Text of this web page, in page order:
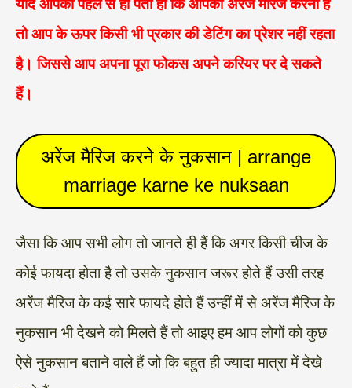
यदि आपको पहले से ही पता हो कि आपको अरेंज मैरिज करना है
तो आप के ऊपर किसी भी प्रकार की डेटिंग का प्रेशर नहीं रहता
है। जिससे आप अपना पूरा फोकस अपने करियर पर दे सकते
हैं।
अरेंज मैरिज करने के नुकसान | arrange
marriage karne ke nuksaan
जैसा कि आप सभी लोग तो जानते ही हैं कि अगर किसी चीज के
कोई फायदा होता है तो उसके नुकसान जरूर होते हैं उसी तरह
अरेंज मैरिज के कई सारे फायदे होते हैं उन्हीं में से अरेंज मैरिज के
नुकसान भी देखने को मिलते हैं तो आइए हम आप लोगों को कुछ
ऐसे नुकसान बताने वाले हैं जो कि बहुत ही ज्यादा मात्रा में देखे